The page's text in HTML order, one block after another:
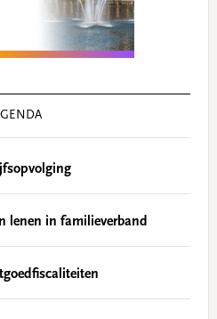
lenen in familieverband